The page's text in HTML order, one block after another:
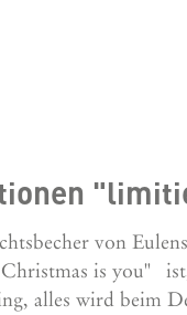
von
is you"
alles wird beim